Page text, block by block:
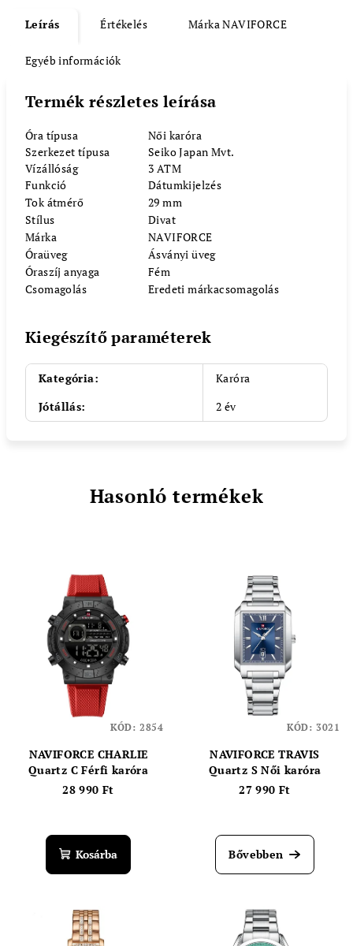
Leírás Értékelés MárkaNAVIFORCE
Egyéb információk
Termék részletes leírása
Óra típusa
Női karóra
Szerkezet típusa
Seiko Japan Mvt.
Vízállóság
3 ATM
Funkció
Dátumkijelzés
Tok átmérő
29 mm
Stílus
Divat
Márka
NAVIFORCE
Óraüveg
Ásványi üveg
Óraszíj anyaga
Fém
Csomagolás
Eredeti márkacsomagolás
Kiegészítő paraméterek
Kategória:
Karóra
Jótállás: 2 év
Hasonló termékek
NAVIFORCE CHARLIE
Quartz C Férfi karóra
28 990 Ft
Kosárba
KÓD: 2854
NAVIFORCE TRAVIS
Quartz S Női karóra
27 990 Ft
Bővebben
KÓD: 3021